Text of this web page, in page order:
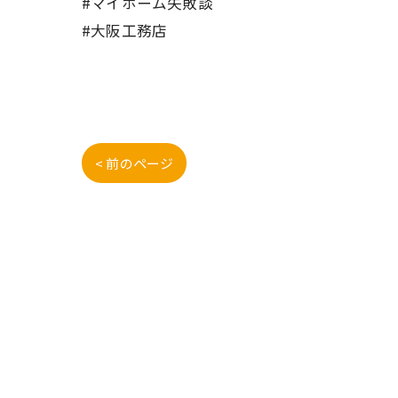
#大阪工務店
< 前のページ